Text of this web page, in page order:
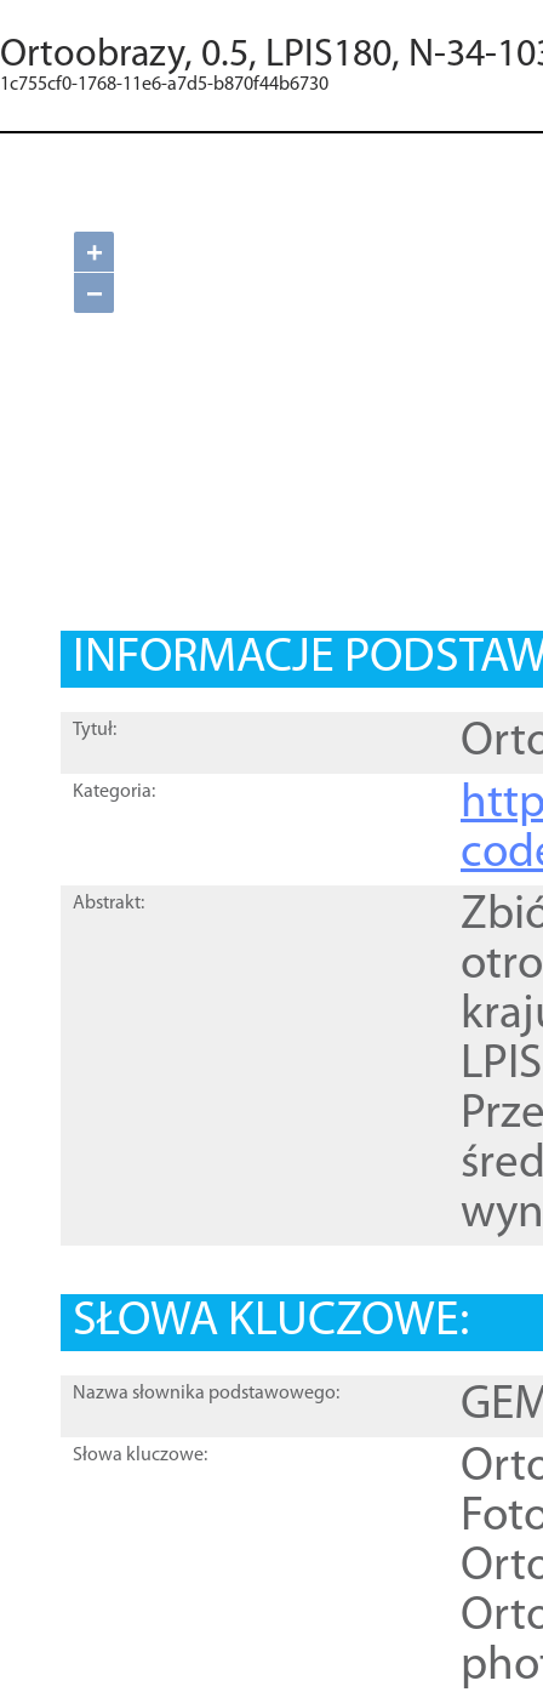
Ortoobrazy, 0.5, LPIS180, N-34-
1c755cf0-1768-11e6-a7d5-b870f44b6730
+
−
INFORMACJE
Tytuł:
Kategoria:
Abstrakt:
SŁOWA KLUCZOWE:
Nazwa słownika podstawowego:
Słowa kluczowe: